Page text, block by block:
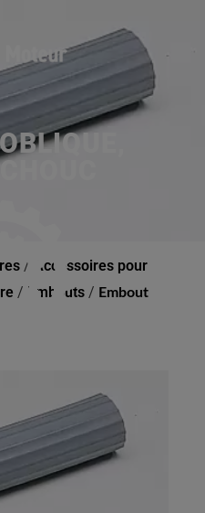
/
Accessoires pour
/ Embouts / Embout